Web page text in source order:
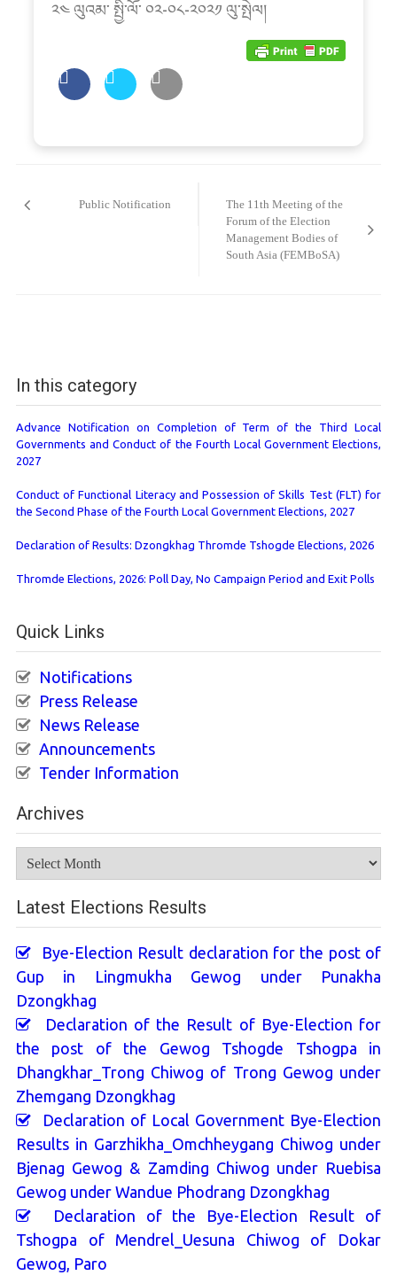
༢༤ ལུའམ་ སྤྱི་ལོ་ ༠༢-༠༨-༢༠༢༡ ལུ་སྤེལ།
Public Notification
The 11th Meeting of the
Forum of the Election
Management Bodies of
South Asia (FEMBoSA)
In this category
Advance Notification on Completion of Term of the Third Local
Governments and Conduct of the Fourth Local Government Elections,
2027
Conduct of Functional Literacy and Possession of Skills Test (FLT) for
the Second Phase of the Fourth Local Government Elections, 2027
Declaration of Results: Dzongkhag Thromde Tshogde Elections, 2026
Thromde Elections, 2026: Poll Day, No Campaign Period and Exit Polls
Quick Links
Notifications
Press Release
News Release
Announcements
Tender Information
Archives
Latest Elections Results
Bye-Election Result declaration for the post of
Gup in Lingmukha Gewog under Punakha
Dzongkhag
Declaration of the Result of Bye-Election for
the post of the Gewog Tshogde Tshogpa in
Dhangkhar_Trong Chiwog of Trong Gewog under
Zhemgang Dzongkhag
Declaration of Local Government Bye-Election
Results in Garzhikha_Omchheygang Chiwog under
Bjenag Gewog & Zamding Chiwog under Ruebisa
Gewog under Wandue Phodrang Dzongkhag
Declaration of the Bye-Election Result of
Tshogpa of Mendrel_Uesuna Chiwog of Dokar
Gewog, Paro